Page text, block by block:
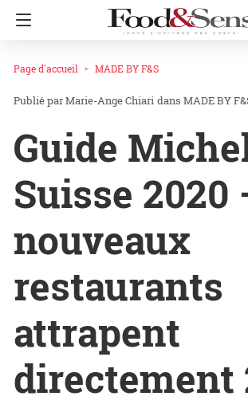
Page d'accueil MADE BY F&S
Marie-Ange Chiari dans MADE BY
Guide
Suisse 2020
nouveaux
restaurants
attrapent
directement